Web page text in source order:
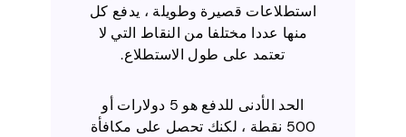
استطلاعات قصيرة وطويلة ، يدفع كل
منها عددا مختلفا من النقاط التي لا
تعتمد على طول الاستطلاع.
الحد الأدنى للدفع هو 5 دولارات أو
500 نقطة ، لكنك تحصل على مكافأة